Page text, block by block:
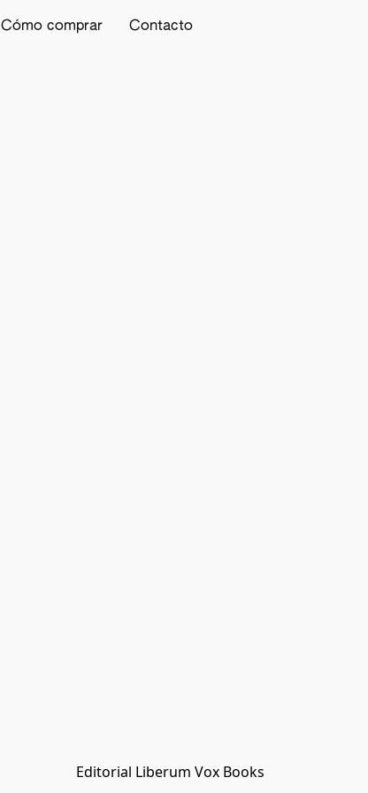
Cómo comprar Contacto
Editorial Liberum Vox Books